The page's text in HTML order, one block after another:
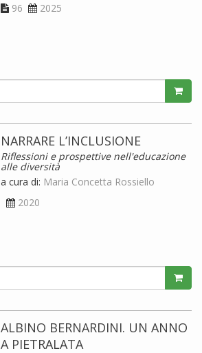
96
2025
NARRARE L’INCLUSIONE
Riflessioni e prospettive nell'educazione
alle diversità
a cura di: Maria Concetta Rossiello
2020
ALBINO BERNARDINI. UN ANNO
A PIETRALATA